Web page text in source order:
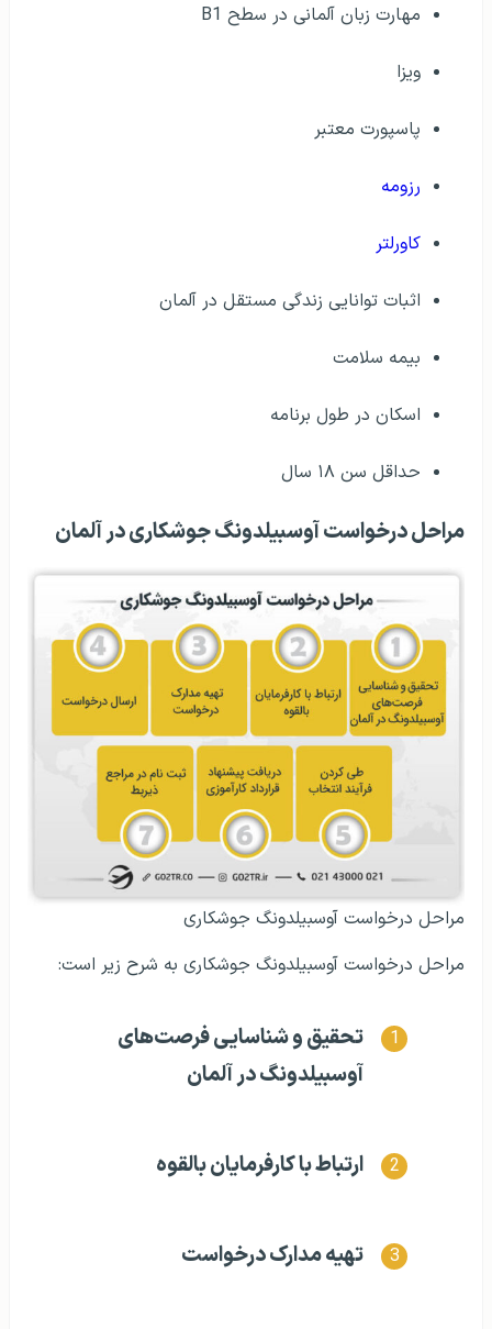
مهارت زبان آلمانی در سطح B1
ویزا
پاسپورت معتبر
رزومه
کاورلتر
اثبات توانایی زندگی مستقل در آلمان
بیمه سلامت
اسکان در طول برنامه
حداقل سن ۱۸ سال
مراحل درخواست آوسبیلدونگ جوشکاری در آلمان
مراحل درخواست آوسبیلدونگ جوشکاری
مراحل درخواست آوسبیلدونگ جوشکاری به شرح زیر است:
تحقیق و شناسایی فرصت‌های
آوسبیلدونگ در آلمان
ارتباط با کارفرمایان بالقوه
تهیه مدارک درخواست